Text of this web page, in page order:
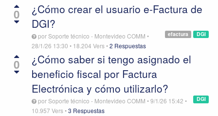
0
¿Cómo crear el usuario e-Factura de
DGI?
DGI
efactura
porSoporte técnico - Montevideo COMM •
28/1/26 13:30 • 18.204 Vers•2 Respuestas
0
¿Cómo saber si tengo asignado el
beneficio fiscal por Factura
Electrónica y cómo utilizarlo?
DGI
porSoporte técnico - Montevideo COMM •9/1/26 15:42 •
10.957 Vers•3 Respuestas